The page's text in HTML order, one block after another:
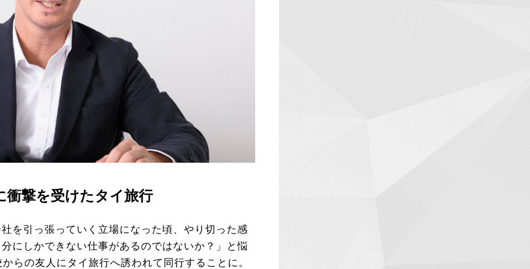
衝撃を受けたタイ旅行
を引っ張っていく立場になった頃、やり切った感
にしかできない仕事があるのではないか？」と悩
らの友人にタイ旅行へ誘われて同行することに。